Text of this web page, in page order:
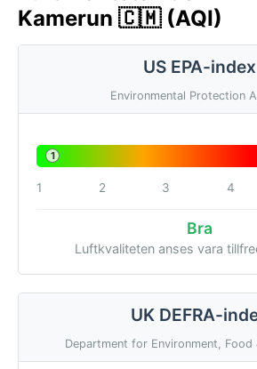
Kamerun 🇨🇲 (AQI)
US EPA-index
Environmental Protection
1
1 2 3 4
Bra
Luftkvaliteten anses vara
UK DEFRA-
Department for Environment, Food